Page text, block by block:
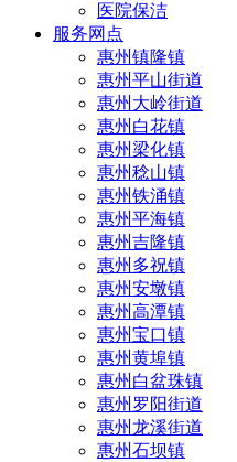
医院保洁
服务网点
惠州镇隆镇
惠州平山街道
惠州大岭街道
惠州白花镇
惠州梁化镇
惠州稔山镇
惠州铁涌镇
惠州平海镇
惠州吉隆镇
惠州多祝镇
惠州安墩镇
惠州高潭镇
惠州宝口镇
惠州黄埠镇
惠州白盆珠镇
惠州罗阳街道
惠州龙溪街道
惠州石坝镇